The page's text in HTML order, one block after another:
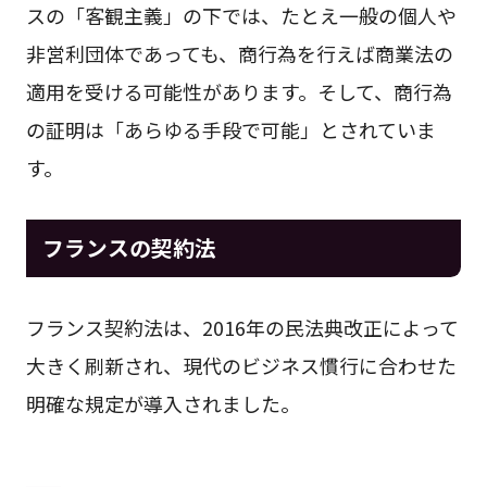
スの「客観主義」の下では、たとえ一般の個人や
非営利団体であっても、商行為を行えば商業法の
適用を受ける可能性があります。そして、商行為
の証明は「あらゆる手段で可能」とされていま
す。
フランスの契約法
フランス契約法は、2016年の民法典改正によって
大きく刷新され、現代のビジネス慣行に合わせた
明確な規定が導入されました。